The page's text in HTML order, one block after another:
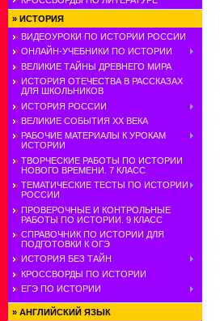
» ИСТОРИЯ
ВИДЕОУРОКИ ПО ИСТОРИИ РОССИИ
ОНЛАЙН-УЧЕБНИКИ ПО ИСТОРИИ
ВЕЛИКИЕ ТАЙНЫ ДРЕВНЕГО МИРА
ИСТОРИЯ ОТЕЧЕСТВА В РАССКАЗАХ
ДЛЯ ШКОЛЬНИКОВ
ИСТОРИЯ РОССИИ
ВЕЛИКИЕ СОБЫТИЯ ХХ ВЕКА
РАБОЧИЕ МАТЕРИАЛЫ К УРОКАМ
ИСТОРИИ
ТВОРЧЕСКИЕ РАБОТЫ ПО ИСТОРИИ
НОВОГО ВРЕМЕНИ. 7 КЛАСС
ТЕМАТИЧЕСКИЕ ТЕСТЫ ПО ИСТОРИИ
РОССИИ
ПРОВЕРОЧНЫЕ И КОНТРОЛЬНЫЕ
РАБОТЫ ПО ИСТОРИИ. 9 КЛАСС
СПРАВОЧНИК ПО ИСТОРИИ ДЛЯ
ПОДГОТОВКИ К ОГЭ
ИСТОРИЯ БЕЗ ТАЙН
КРОССВОРДЫ ПО ИСТОРИИ
ЕГЭ ПО ИСТОРИИ
» АНГЛИЙСКИЙ ЯЗЫК